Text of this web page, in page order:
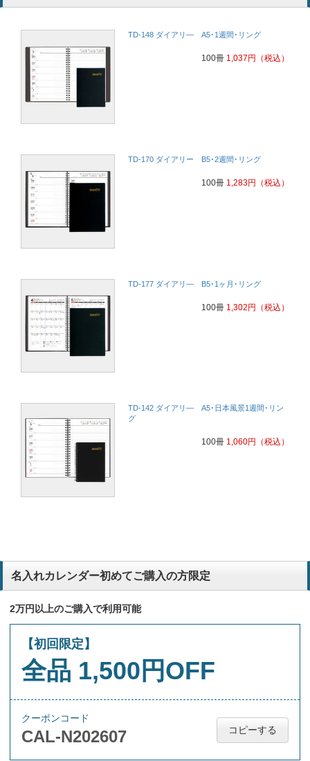
TD-148 ダイアリ― A5･1週間･リング
100冊 1,037 円 （税込）
TD-170 ダイアリー B5･2週間･リング
100冊 1,283円 （税込）
TD-177 ダイアリ― B5･1ヶ月･リング
100冊 1,302円 （税込）
TD-142 ダイアリ― A5･日本風景1週間･リン
グ
100冊 1,060円 （税込）
名入れカレンダー初めてご購入の方限定
2万円以上のご購入で利用可能
【初回限定】
全品 1,500円OFF
クーポンコード
CAL-N202607 コピーする